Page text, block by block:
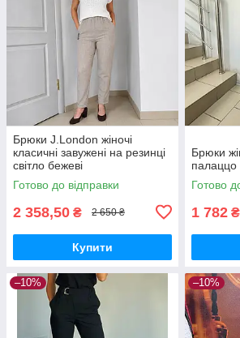
Брюки J.London жіночі
класичні завужені на резинці
світло бежеві
Готово до відправки
2 358,50 ₴ 2 650 ₴
Купити
Брюки
палаццо
Готово
1 782 ₴
–10% –10%